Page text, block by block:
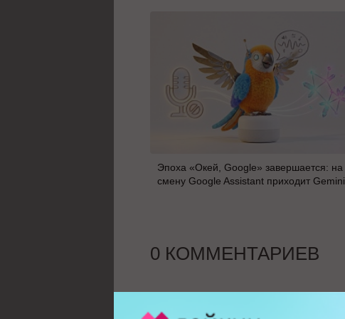
Эпоха «Окей, Google» завершается: на
смену Google Assistant приходит Gemini
0 КОММЕНТАРИЕВ